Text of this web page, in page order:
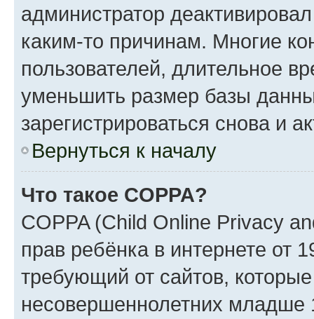
администратор
каким-то причинам. Многие
пользователей, длительное
уменьшить размер базы
зарегистрироваться снова и
Вернуться к началу
Что такое COPPA?
COPPA (Child Online Privacy
прав ребёнка в интернете от
требующий от сайтов,
несовершеннолетних младше